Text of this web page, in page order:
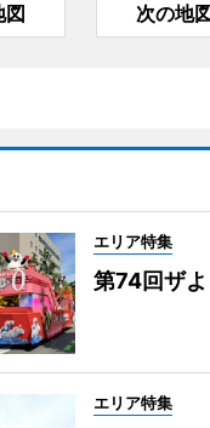
図 次の地図
エリア特集
第74回ザ
エリア特集